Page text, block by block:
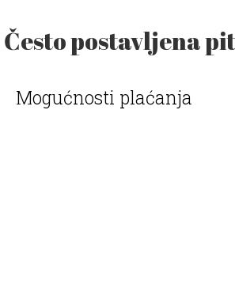
Često postavljena
Mogućnosti plaćanja